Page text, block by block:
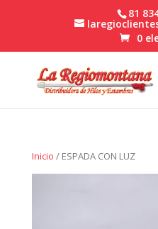
81
0
Inicio / ESPADA CON LUZ